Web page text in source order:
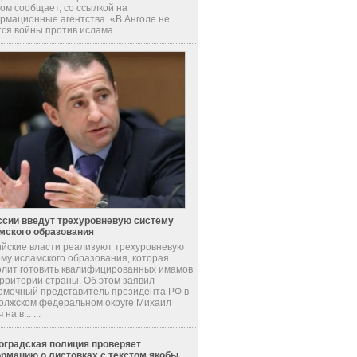
сообщает, со ссылкой на
агентства. «В Анголе не
войны против ислама. ...
введут трехуровневую систему
образования
власти реализуют трехуровневую
исламского образования, которая
готовить квалифицированных имамов
страны. Об этом заявил
представитель президента РФ в
федеральном округе Михаил
на в... ...
полиция проверяет